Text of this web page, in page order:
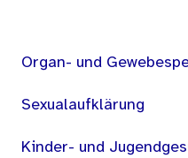
Organ- und
Sexualaufklärung
Kinder- und